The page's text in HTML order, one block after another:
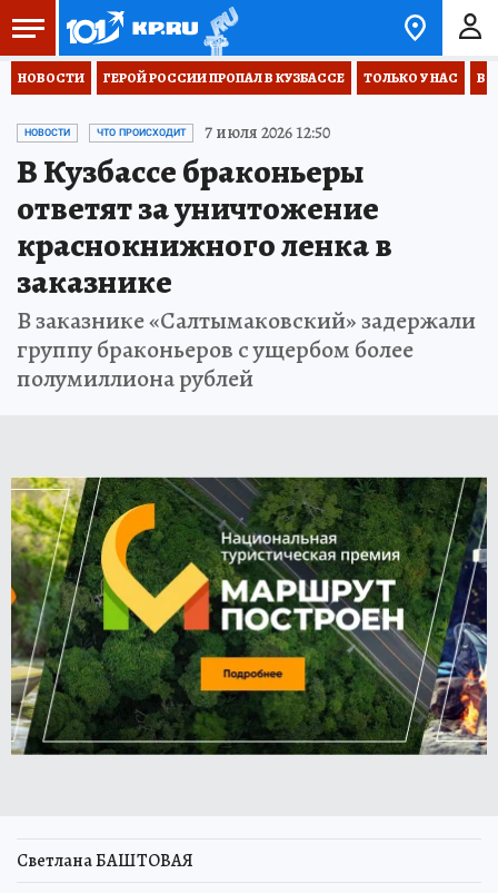
НОВОСТИ ГЕРОЙ РОССИИ ПРОПАЛ В КУЗБАССЕ ТОЛЬКО У НАС
НОВОСТИ ЧТО ПРОИСХОДИТ 7 июля 2026 12:50
В Кузбассе браконьеры
ответят за уничтожение
краснокнижного ленка в
заказнике
В заказнике «Салтымаковский» задержали
группу браконьеров с ущербом более
полумиллиона рублей
Светлана БАШТОВАЯ